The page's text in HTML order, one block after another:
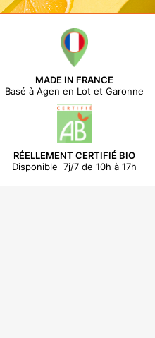
MADE IN FRANCE
Basé à Agen en Lot et Garonne
RÉELLEMENT CERTIFIÉ BIO
Disponible 7j/7 de 10h à 17h